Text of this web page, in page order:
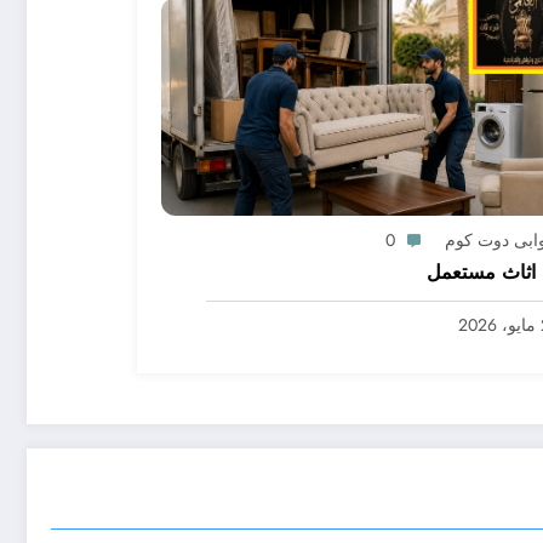
دوت كوم 0
اثاث مستعمل